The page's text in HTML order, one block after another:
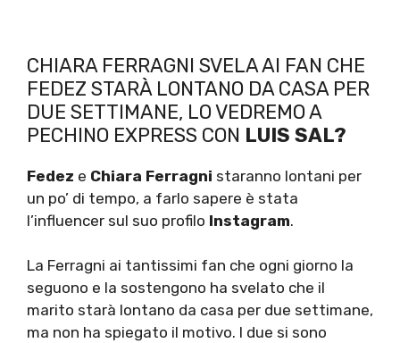
CHIARA FERRAGNI SVELA AI FAN CHE
FEDEZ STARÀ LONTANO DA CASA PER
DUE SETTIMANE, LO VEDREMO A
PECHINO EXPRESS CON LUIS SAL?
Fedez e Chiara Ferragni staranno lontani per
un po’ di tempo, a farlo sapere è stata
l’influencer sul suo profilo Instagram.
La Ferragni ai tantissimi fan che ogni giorno la
seguono e la sostengono ha svelato che il
marito starà lontano da casa per due settimane,
ma non ha spiegato il motivo. I due si sono